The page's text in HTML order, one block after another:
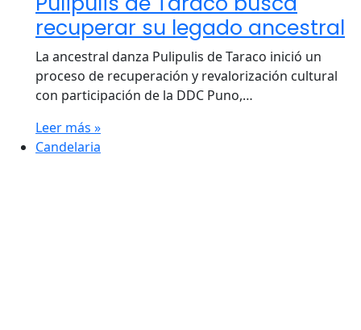
recuperar su legado ancestral
La ancestral danza Pulipulis de Taraco inició un
proceso de recuperación y revalorización cultural
con participación de la DDC Puno,…
Leer más »
Candelaria